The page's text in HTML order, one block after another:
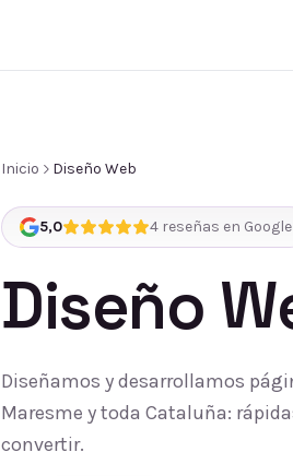
Inicio Diseño Web
5,0 4 reseñas en Google
Diseño
Diseñamos y desarrollamos
Maresme y toda Cataluña:
convertir.